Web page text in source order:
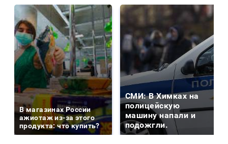
В магазинах России
ажиотаж из-за этого
продукта: что купить?
СМИ: В Химках на
полицейскую
машину напали и
подожгли.